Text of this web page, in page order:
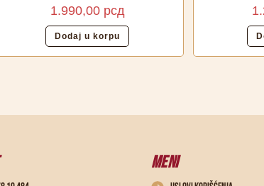
1.990,00 рсд
Dodaj u korpu
MENI